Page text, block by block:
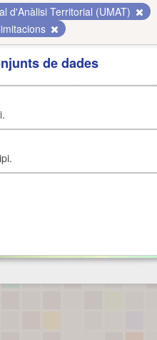
d'Anàlisi Territorial (UMAT)
de dades